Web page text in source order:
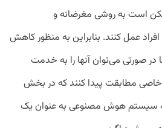
است به روشی مغرضانه و
عمل کنند. بنابراین به منظور کاهش
صورتی می‌توان آنها را به خدمت
خاصی مطابقت پیدا کنند که در بخش
سیستم هوش مصنوعی به عنوان یک